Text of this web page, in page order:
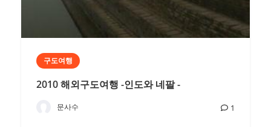
구도여행
2010 해외구도여행 -인도와 네팔 -
문사수 1